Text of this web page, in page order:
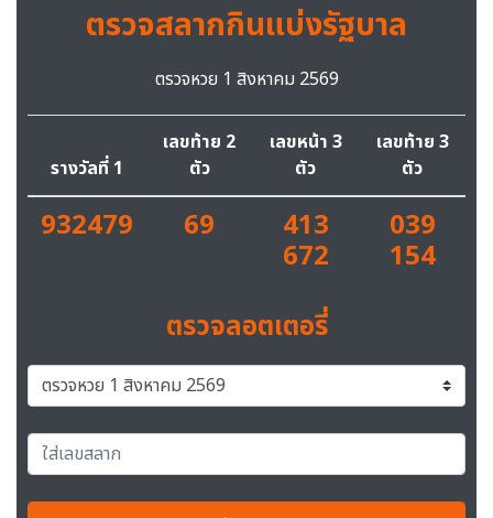
ตรวจสลากกินแบ่งรัฐบาล
ตรวจหวย 1 สิงหาคม 2569
รางวัลที่ 1
เลขท้าย 2
ตัว
เลขหน้า 3
ตัว
เลขท้าย 3
ตัว
932479 69 413
672
039
154
ตรวจลอตเตอรี่